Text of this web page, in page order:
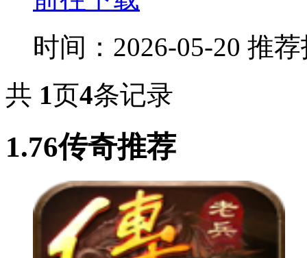
时间：2026-05-20 推
共 1页4条记录
1.76传奇推荐